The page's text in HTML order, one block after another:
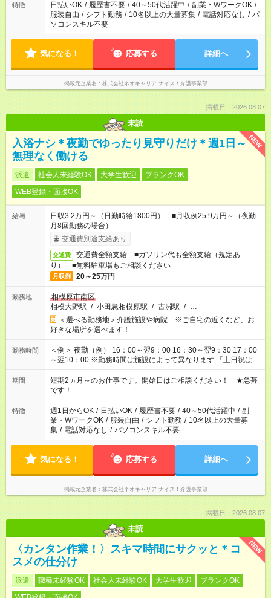
特徴 日払いOK / 履歴書不要 / 40～50代活躍中 / 副業・WワークOK /
服装自由 / シフト勤務 / 10名以上の大量募集 / 電話対応なし / パ
ソコンスキル不要
気になる！ 応募する 詳細へ
掲載元企業名 株式会社ネオキャリア ナイス！介護事業部
掲載日：2026.08.07
未読
NEW
入浴ナシ＊夜勤でゆったり見守りだけ＊週1日～
無理なく働ける
派遣 社会人未経験OK 大学生歓迎
ブランクOK
WEB登録・面接OK
給与
日収3.2万円～（日勤時給1800円） ■月収例25.9万円～（夜勤
月8回勤務の場合）
交通費別途支給あり
交通費
交通費全額支給 ■ガソリン代も全額支給（規定あ
り） ■無料駐車場もご相談ください
月収例 20～25万円
勤務地
相模原市南区
相模大野駅 / 小田急相模原駅 / 古淵駅 / …
＜選べる勤務地＞介護施設や病院 ※ご自宅の近くなど、お
好きな場所を選べます！
勤務時間
＜例＞ 夜勤（例） 16：00～翌9：00 16：30～翌9：30 17：00
～翌10：00 ※勤務時間は施設によって異なります 「土日祝は休
みたい」 「しっかり稼ぎたい」 「もう少し遅い時間から始めた
い」など ご希望にあったお仕事をご案内いたします。 ※未経験
の方の場合は1～2ヶ月間は日中での仕事を経験いただき、 お
仕事に慣れてからの夜勤になります。 ★家庭の都合でお休みが
必要な場合も遠慮なくご相談ください。
期間
短期2ヵ月～のお仕事です。開始日はご相談ください！ ★急募
です！
特徴 週1日からOK / 日払いOK / 履歴書不要 / 40～50代活躍中 / 副
業・WワークOK / 服装自由 / シフト勤務 / 10名以上の大量募
集 / 電話対応なし / パソコンスキル不要
気になる！ 応募する 詳細へ
掲載元企業名 株式会社ネオキャリア ナイス！介護事業部
掲載日：2026.08.07
未読
NEW
〈カンタン作業！〉スキマ時間にサクッと＊コ
スメの仕分け
派遣 職種未経験OK 社会人未経験OK 大学生歓迎
ブランクOK